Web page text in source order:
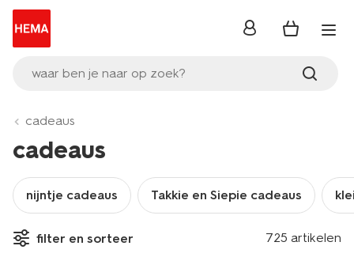
waar ben je naar op zoek?
inloggen
cadeaus
cadeaus
nijntje cadeaus Takkie en Siepie cadeaus
filter en sorteer 725 artikelen